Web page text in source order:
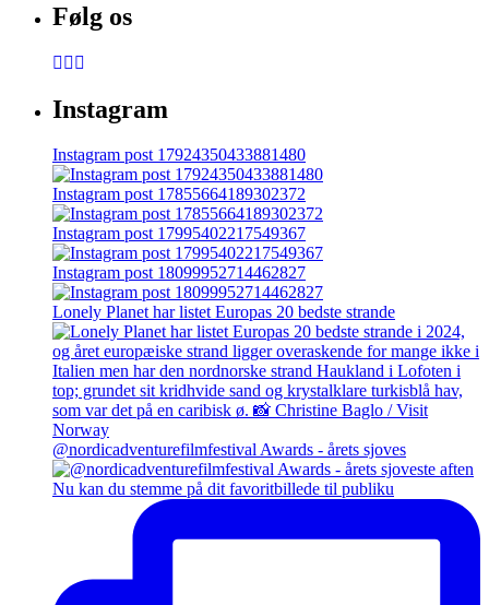
Følg os
Instagram
Instagram post 17924350433881480
Instagram post 17855664189302372
Instagram post 17995402217549367
Instagram post 18099952714462827
Lonely Planet har listet Europas 20 bedste strande
@nordicadventurefilmfestival Awards - årets sjoves
Nu kan du stemme på dit favoritbillede til publiku